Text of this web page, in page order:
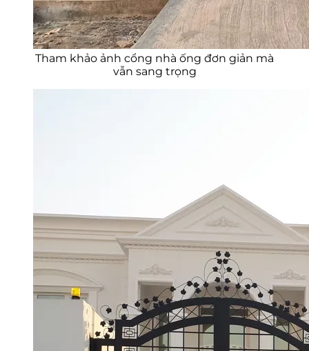
Tham khảo ảnh cổng nhà ống đơn giản mà
vẫn sang trọng